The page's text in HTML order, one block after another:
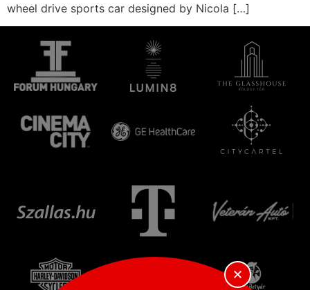
wheel drive sports car designed by Nicola […]